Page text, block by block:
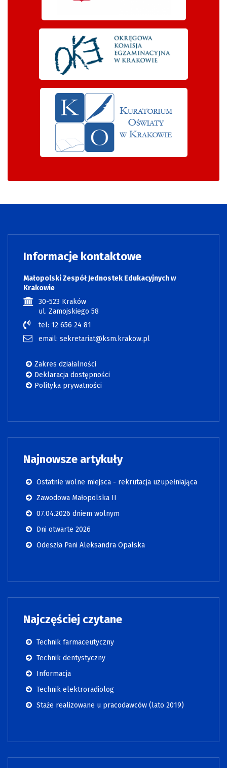
Informacje kontaktowe
Małopolski Zespół Jednostek Edukacyjnych w
Krakowie
30-523 Kraków
ul. Zamojskiego 58
tel: 12 656 24 81
email: sekretariat@ksm.krakow.pl
Zakres działalności
Deklaracja dostępności
Polityka prywatności
Najnowsze artykuły
Ostatnie wolne miejsca - rekrutacja uzupełniająca
Zawodowa Małopolska II
07.04.2026 dniem wolnym
Dni otwarte 2026
Odeszła Pani Aleksandra Opalska
Najczęściej czytane
Technik farmaceutyczny
Technik dentystyczny
Informacja
Technik elektroradiolog
Staże realizowane u pracodawców (lato 2019)